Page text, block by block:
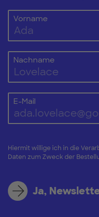
Vorname
Nachname
E-Mail
Hiermit willige ich in die
Daten zum Zweck der
Ja,